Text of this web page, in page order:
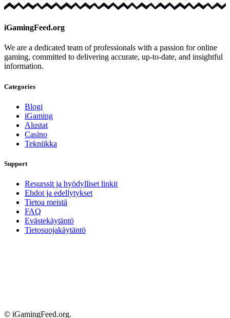
iGamingFeed.org
We are a dedicated team of professionals with a passion for online
gaming, committed to delivering accurate, up-to-date, and insightful
information.
Categories
Blogi
iGaming
Alustat
Casino
Tekniikka
Support
Resurssit ja hyödylliset linkit
Ehdot ja edellytykset
Tietoa meistä
FAQ
Evästekäytäntö
Tietosuojakäytäntö
© iGamingFeed.org.